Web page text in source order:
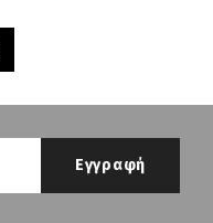
Εγγραφή